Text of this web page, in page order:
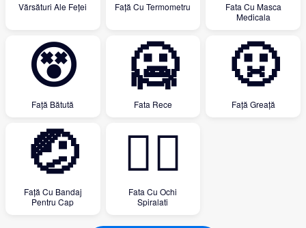
Vărsături Ale Feței Față Cu Termometru
Fata Cu Masca
Medicala
😵
Față Bătută
🥶
Fata Rece
🤢
Față Greață
🤕
Față Cu Bandaj
Pentru Cap
😵‍💫
Fata Cu Ochi
Spiralati